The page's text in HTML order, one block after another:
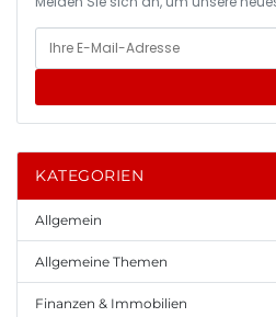
KATEGORIEN
Allgemein
Allgemeine Themen
Finanzen & Immobilien